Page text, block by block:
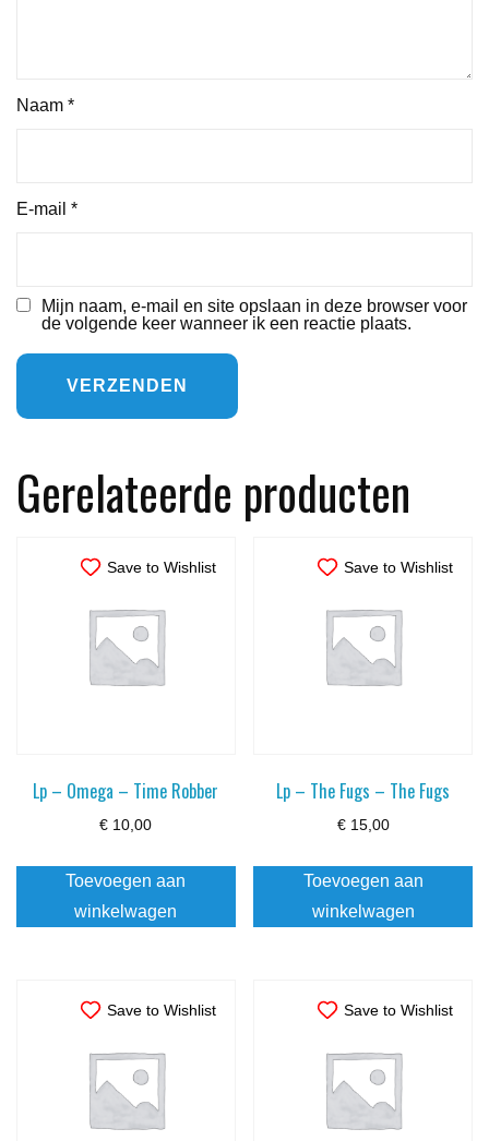
Naam *
E-mail *
Mijn naam, e-mail en site opslaan in deze browser voor
de volgende keer wanneer ik een reactie plaats.
Gerelateerde producten
Save to Wishlist
Lp – Omega – Time Robber
€ 10,00
Toevoegen aan
winkelwagen
Save to Wishlist
Lp – The Fugs – The Fugs
€15,00
Toevoegen aan
winkelwagen
Save to Wishlist Save to Wishlist